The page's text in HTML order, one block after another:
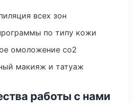
всех зон
по типу кожи
омоложение co2
макияж и татуаж
работы с нами